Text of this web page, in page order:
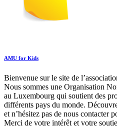
AMU for Kids
Bienvenue sur le site de
Nous sommes une Organisation
au Luxembourg qui soutient des
différents pays du monde.
et n’hésitez pas de nous contacter
Merci de votre intérêt et votre